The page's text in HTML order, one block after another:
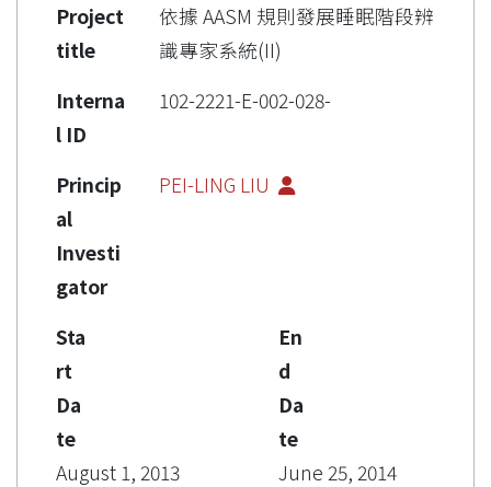
Project
title
依據 AASM 規則發展睡眠階段辨
識專家系統(II)
Interna
l ID
102-2221-E-002-028-
Princip
al
Investi
gator
PEI-LING LIU
Sta
rt
Da
te
August 1, 2013
En
d
Da
te
June 25, 2014